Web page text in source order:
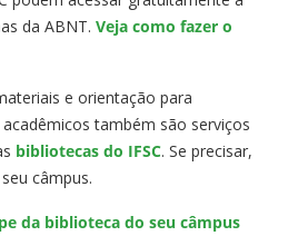
da ABNT. Veja como fazer o
e orientação para
também são serviços
bibliotecas do IFSC. Se precisar,
câmpus.
da biblioteca do seu câmpus